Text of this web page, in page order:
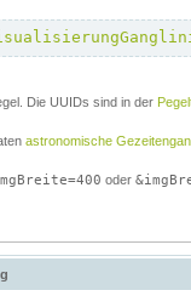
Die UUIDs sind in der
astronomische
oder